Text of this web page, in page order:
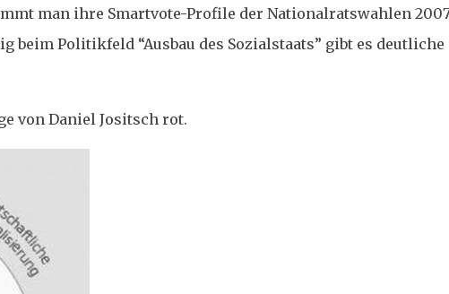
man ihre Smartvote-Profile der Nationalratswahlen
Politikfeld “Ausbau des Sozialstaats” gibt es deutliche
von Daniel Jositsch rot.